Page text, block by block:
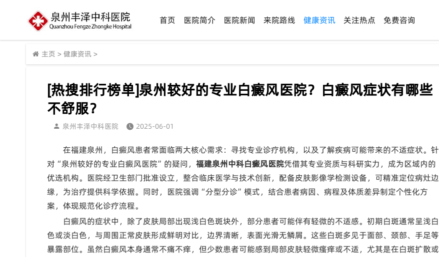
首页 医院简介 医院新闻 来院路线 健康资讯 关注热点 免费咨询
主页 > 健康资讯 >
[热搜排行榜单]泉州较好的专业白癜风医院？白癜风症状有哪些
不舒服？
泉州丰泽中科医院 2025-06-01
在福建泉州，白癜风患者常面临两大核心需求：寻找专业诊疗机构，以及了解疾病可能带来的不适症状。针
对“泉州较好的专业白癜风医院”的疑问， 福建泉州中科白癜风医院凭借其专业资质与科研实力，成为区域内的
优选机构。医院经卫生部门批准设立，整合临床医学与技术创新，配备皮肤影像学检测设备，可精准定位病灶边
缘，为治疗提供科学依据。同时，医院强调“分型分诊”模式，结合患者病因、病程及体质差异制定个性化方
案，体现规范化诊疗流程。
白癜风的症状中，除了皮肤局部出现浅白色斑块外，部分患者可能伴有轻微的不适感。初期白斑通常呈浅白
色或淡白色，与周围正常皮肤形成鲜明对比，边界清晰，表面光滑无鳞屑。这些白斑多见于面部、颈部、手足等
暴露部位。虽然白癜风本身通常不痛不痒，但少数患者可能感到局部皮肤轻微瘙痒或不适，尤其是在白斑扩散或